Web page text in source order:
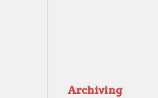
Archiving